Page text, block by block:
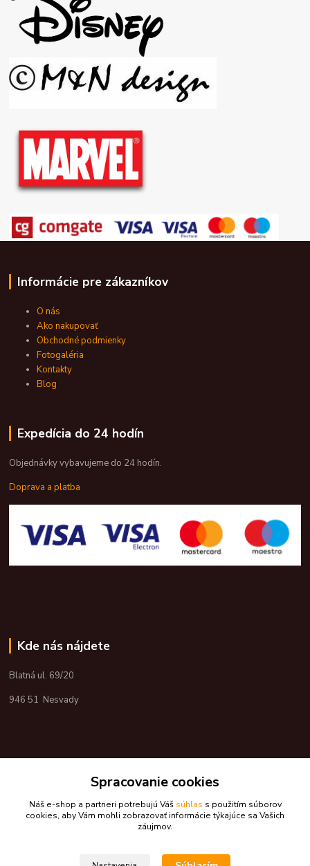
Informácie pre zákazníkov
O nás
Ako nakupovať
Obchodné podmienky
Fotogaléria
Kontakty
Blog
Expedícia do 24 hodín
Objednávky vybavujeme do 24 hodín.
Doprava a platba
Kde nás nájdete
Blatná ul. 69/20
946 51 Nesvady
Spracovanie cookies
Náš e-shop a partneri potrebujú Váš súhlas s použitím súborov
cookies, aby Vám mohli zobrazovať informácie týkajúce sa Vašich
záujmov.